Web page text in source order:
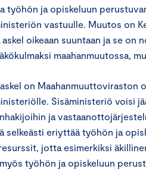
työhön ja opiskeluun
vastuulle. Muutos on
oikeaan suuntaan ja se on
maahanmuutossa,
askel on
Sisäministeriö voisi
ja
selkeästi eriyttää työhön ja
jotta esimerkiksi
työhön ja opiskeluun